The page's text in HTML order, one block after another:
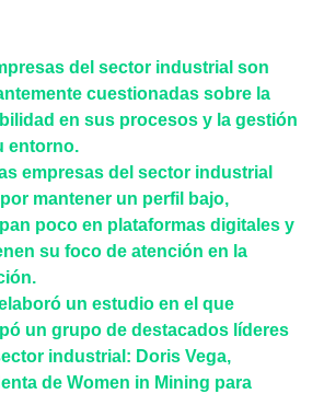
del sector industrial son
cuestionadas sobre la
en sus procesos y la gestión
entorno.
empresas del sector industrial
mantener un perfil bajo,
poco en plataformas digitales y
su foco de atención en la
un estudio en el que
un grupo de destacados líderes
industrial: Doris Vega,
de Women in Mining para